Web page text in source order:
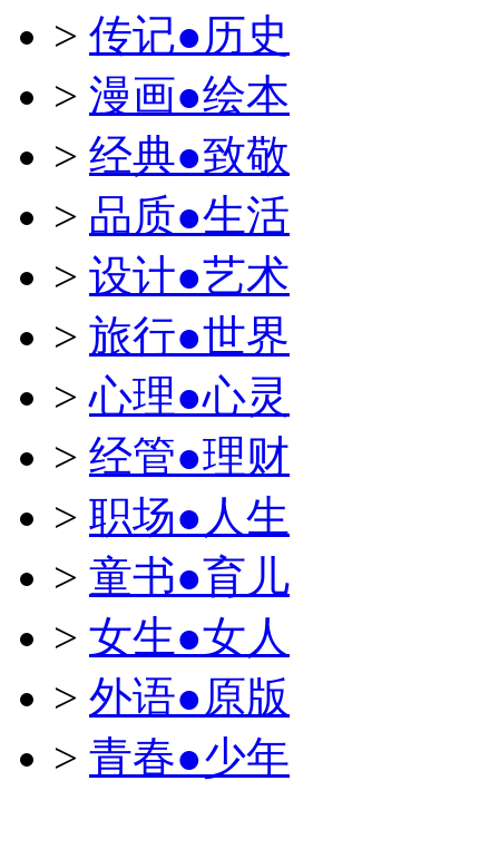
> 传记●历史
> 漫画●绘本
> 经典●致敬
> 品质●生活
> 设计●艺术
> 旅行●世界
>心理●心灵
> 经管●理财
> 职场●人生
> 童书●育儿
> 女生●女人
> 外语●原版
> 青春●少年